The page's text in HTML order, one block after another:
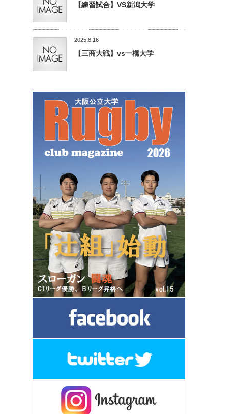
【練習試合】VS新潟大学
2025.8.16
【三商大戦】vs一橋大学